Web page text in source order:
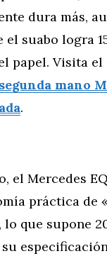
dura más,
el suabo logra
papel. Visita
mano
.
el Mercedes
práctica de
que supone
su